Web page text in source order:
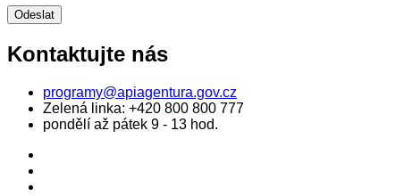
Kontaktujte nás
programy@apiagentura.gov.cz
Zelená linka: +420 800 800 777
pondělí až pátek 9 - 13 hod.